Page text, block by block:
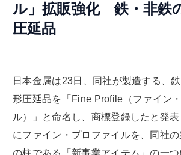
ル」拡販強化 鉄・非鉄
圧延品
日本金属は23日、同社が製造する、
形圧延品を「Fine Profile（ファイン
ル）」と命名し、商標登録したと発
にファイン・プロファイルを、同社